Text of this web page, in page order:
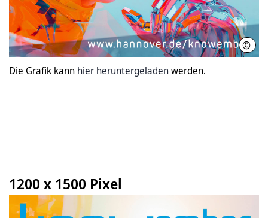
© LHH
Die Grafik kann hier heruntergeladenwerden.
1200 x 1500 Pixel